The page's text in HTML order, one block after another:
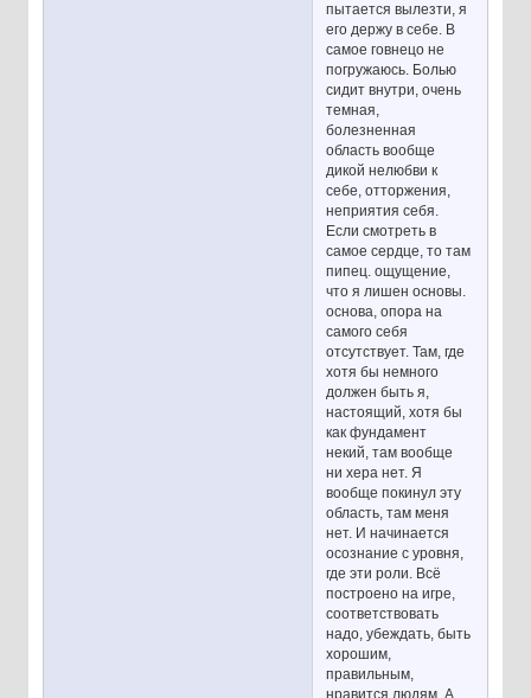
пытается вылезти, я
его держу в себе. В
самое говнецо не
погружаюсь. Болью
сидит внутри, очень
темная,
болезненная
область вообще
дикой нелюбви к
себе, отторжения,
неприятия себя.
Если смотреть в
самое сердце, то там
пипец. ощущение,
что я лишен основы.
основа, опора на
самого себя
отсутствует. Там, где
хотя бы немного
должен быть я,
настоящий, хотя бы
как фундамент
некий, там вообще
ни хера нет. Я
вообще покинул эту
область, там меня
нет. И начинается
осознание с уровня,
где эти роли. Всё
построено на игре,
соответствовать
надо, убеждать, быть
хорошим,
правильным,